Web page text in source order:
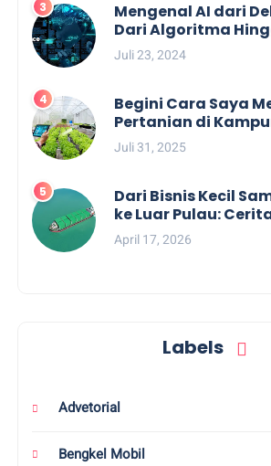
Mengenal AI dari
Dari Algoritma
Tak Terpisahkan
Industri Kreatif
Juli 23, 2024
Begini Cara Saya
Pertanian di
Produktif, Efisien,
dengan Smart
Juli 31, 2025
Dari Bisnis Kecil
ke Luar Pulau:
Menemukan
Pulau Terpercaya
April 17, 2026
Labels
Advetorial
Bengkel Mobil